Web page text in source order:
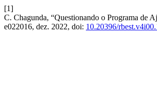
[1]
C. Chagunda, “Questionando o Programa de
e022016, dez. 2022, doi: 10.20396/